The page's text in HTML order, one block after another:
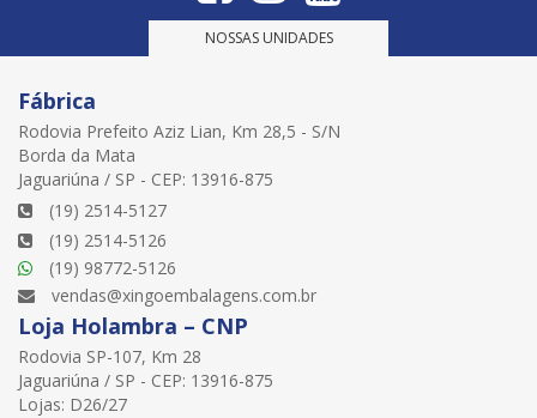
NOSSAS UNIDADES
Fábrica
Rodovia Prefeito Aziz Lian, Km 28,5 - S/N
Borda da Mata
Jaguariúna / SP - CEP: 13916-875
(19) 2514-5127
(19) 2514-5126
(19) 98772-5126
vendas@xingoembalagens.com.br
Loja Holambra – CNP
Rodovia SP-107, Km 28
Jaguariúna / SP - CEP: 13916-875
Lojas: D26/27